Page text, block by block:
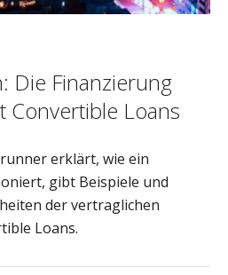
Die Finanzierung
Convertible Loans
erklärt, wie ein
gibt Beispiele und
der vertraglichen
Loans.